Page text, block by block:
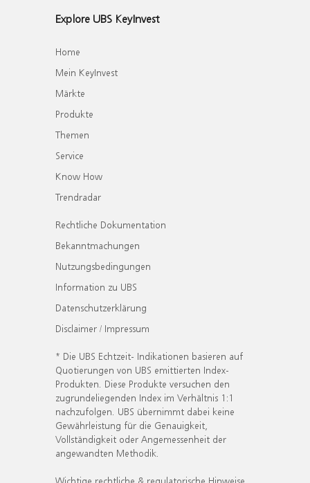
Explore UBS KeyInvest
Home
Mein KeyInvest
Märkte
Produkte
Themen
Service
Know How
Trendradar
Rechtliche Dokumentation
Bekanntmachungen
Nutzungsbedingungen
Information zu UBS
Datenschutzerklärung
Disclaimer / Impressum
* Die UBS Echtzeit- Indikationen basieren auf
Quotierungen von UBS emittierten Index-
Produkten. Diese Produkte versuchen den
zugrundeliegenden Index im Verhältnis 1:1
nachzufolgen. UBS übernimmt dabei keine
Gewährleistung für die Genauigkeit,
Vollständigkeit oder Angemessenheit der
angewandten Methodik.